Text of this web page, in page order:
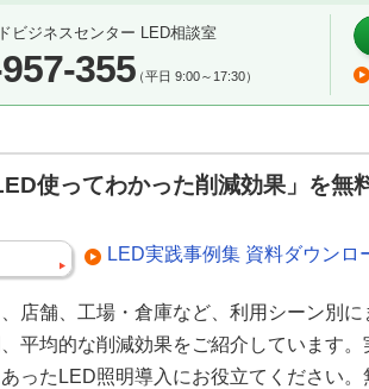
ビジネスセンター LED相談室
355（平日 9:00～17:30）
使ってわかった削減効果」を無
LED実践事例集 資料ダウンロ
店舗、工場・倉庫など、利用シーン別
平均的な削減効果をご紹介しています
ったLED照明導入にお役立てください